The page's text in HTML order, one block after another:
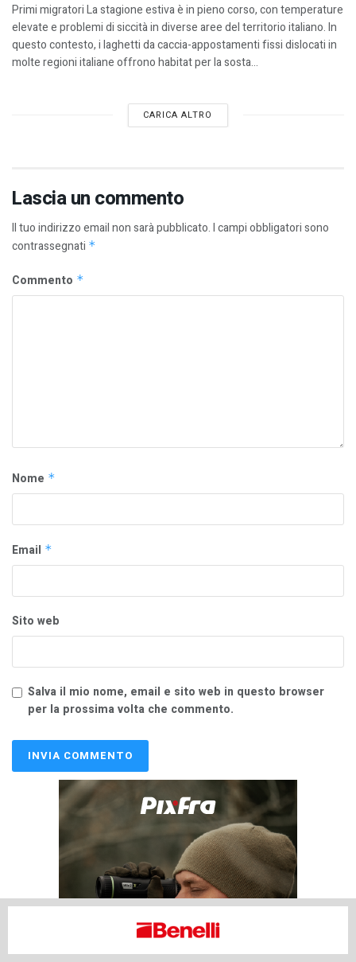
Primi migratori La stagione estiva è in pieno corso, con temperature
elevate e problemi di siccità in diverse aree del territorio italiano. In
questo contesto, i laghetti da caccia-appostamenti fissi dislocati in
molte regioni italiane offrono habitat per la sosta...
CARICA ALTRO
Lascia un commento
Il tuo indirizzo email non sarà pubblicato.I campi obbligatori sono
contrassegnati *
Commento *
Nome *
Email *
Sito web
Salva il mio nome, email e sito web in questo browser
per la prossima volta che commento.